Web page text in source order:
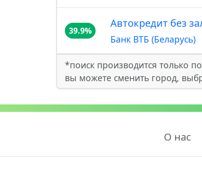
39.9%
Автокредит без
Банк ВТБ (Беларусь)
*поиск производится только
вы можете сменить город,
О нас